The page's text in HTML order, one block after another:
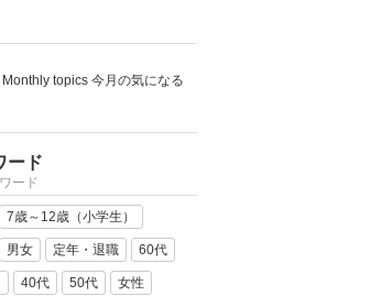
topics 今月の気になる
ード
ード
7歳～12歳（小学生）
男女 定年・退職 60代
40代 50代 女性